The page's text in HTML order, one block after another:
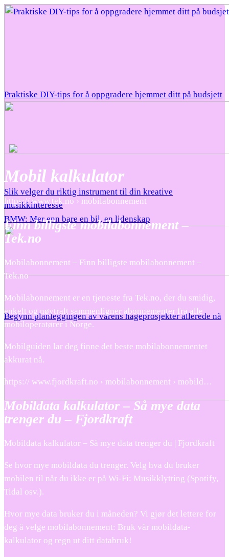
Praktiske DIY-tips for å oppgradere hjemmet ditt på budsjett
Slik velger du riktig instrument til din kreative
musikkinteresse
BMW: Mer enn bare en bil, en lidenskap
Begynn planleggingen av vårens hageprosjekter allerede nå
Mobil kalkulator
https:// www.tek.no › mobilabonnement
Finn billigste mobilabonnement –
Tek.no
Mobilabonnement – Finn billigste mobilabonnement –
Tek.no
Mobilabonnement er en tjeneste fra Tek.no, der du smidig,
enkelt og nøytralt sammenligner abonnementer fra alle
mobiloperatører i Norge.
Mobilguiden lar deg finne det beste mobilabonnementet
akkurat nå.
https:// www.fjordkraft.no › mobilabonnement › mobild…
Mobildata kalkulator – Så mye data
trenger du – Fjordkraft
Mobildata kalkulator – Så mye data trenger du | Fjordkraft
Se hvor mye mobildata du trenger. Velg hva du bruker
mobilen til når du ikke er på Wi-Fi: Musikklytting (Spotify,
Tidal osv.).
Hvor mye data bruker du i måneden? Vi gjør det lettere for
deg å velge mobilabonnement: Bruk vår mobildata-
kalkulator og regn ut ditt databruk!